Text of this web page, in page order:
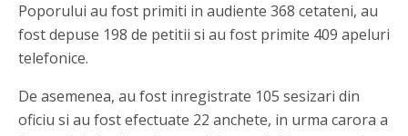
Poporului au fost primiti in audiente 368 cetateni, au
fost depuse 198 de petitii si au fost primite 409 apeluri
telefonice.
De asemenea, au fost inregistrate 105 sesizari din
oficiu si au fost efectuate 22 anchete, in urma carora a